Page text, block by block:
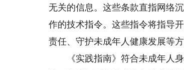
无关的信息。这些条款直指网络
作的技术指令。这些指令将指导
责任、守护未成年人健康发展等方
《实践指南》符合未成年人身